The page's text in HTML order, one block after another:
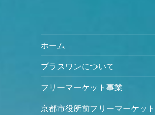
ホーム
プラスワンについて
フリーマーケット事業
京都市役所前フリーマーケット